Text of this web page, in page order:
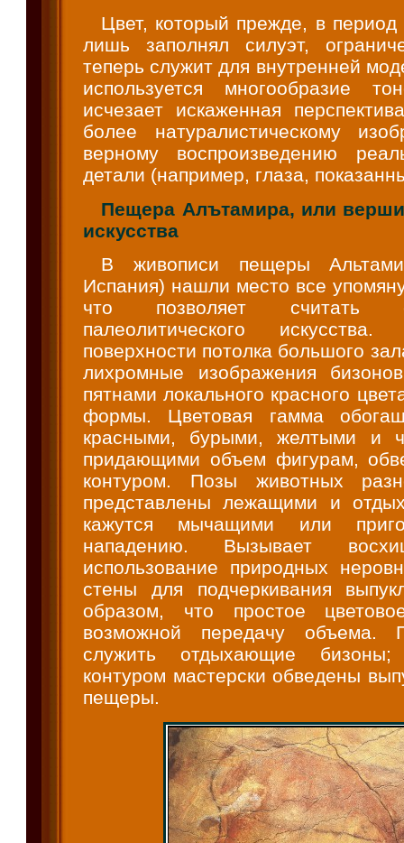
Цвет, который прежде, в период
лишь заполнял силуэт,
теперь служит для внутренней
используется многообразие
исчезает искаженная
более натуралистическому
верному воспроизведению
детали (например, глаза,
Пещера Алътамира, или
искусства
В живописи пещеры
Испания) нашли место все
что позволяет считать
палеолитического
поверхности потолка большого
лихромные изображения
пятнами локального красного
формы. Цветовая гамма
красными, бурыми, желтыми и
придающими объем фигурам,
контуром. Позы животных
представлены лежащими и
кажутся мычащими или
нападению. Вызывает
использование природных
стены для подчеркивания
образом, что простое
возможной передачу объема.
служить отдыхающие
контуром мастерски обведены
пещеры.